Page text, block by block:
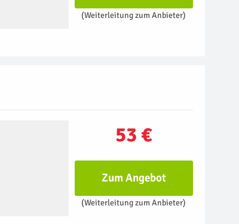
(Weiterleitung zum Anbieter)
53 €
Zum Angebot
(Weiterleitung zum Anbieter)